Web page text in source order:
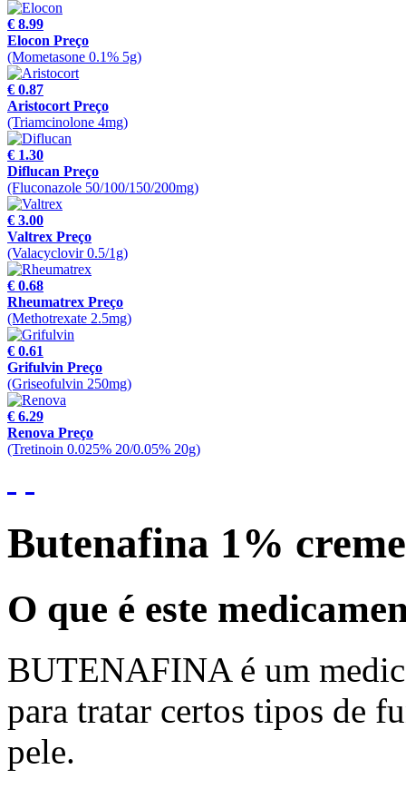
€ 8.99
Elocon Preço
(Mometasone 0.1% 5g)
€ 0.87
Aristocort Preço
(Triamcinolone 4mg)
€ 1.30
Diflucan Preço
(Fluconazole 50/100/150/200mg)
€ 3.00
Valtrex Preço
(Valacyclovir 0.5/1g)
€ 0.68
Rheumatrex Preço
(Methotrexate 2.5mg)
€ 0.61
Grifulvin Preço
(Griseofulvin 250mg)
€ 6.29
Renova Preço
(Tretinoin 0.025% 20/0.05% 20g)
Butenafina 1% creme
O que é este
BUTENAFINA é um
para tratar certos tipos de
pele.